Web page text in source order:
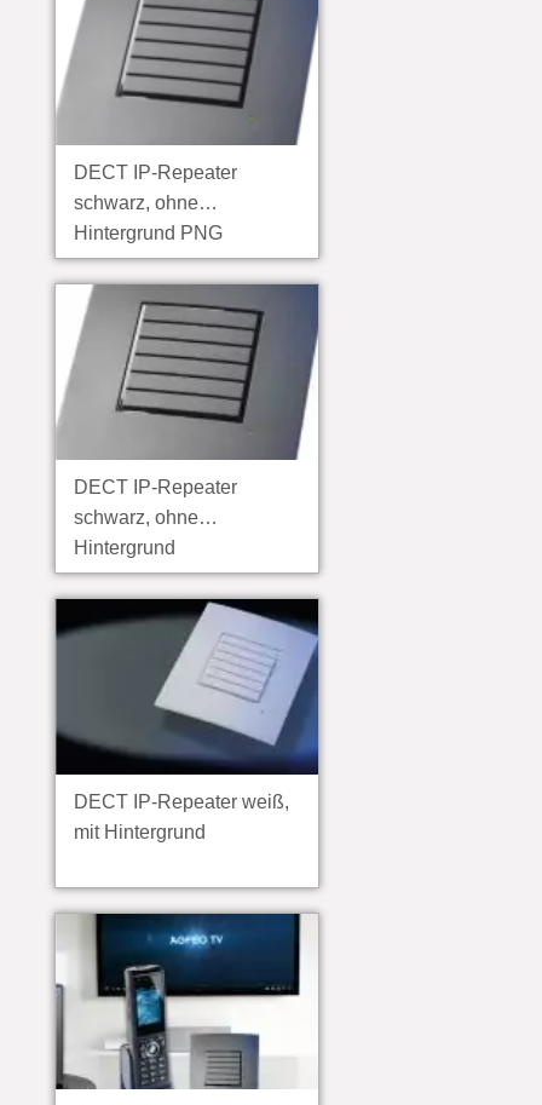
DECT IP-Repeater
schwarz, ohne
Hintergrund PNG
DECT IP-Repeater
schwarz, ohne
Hintergrund
DECT IP-Repeater weiß,
mit Hintergrund